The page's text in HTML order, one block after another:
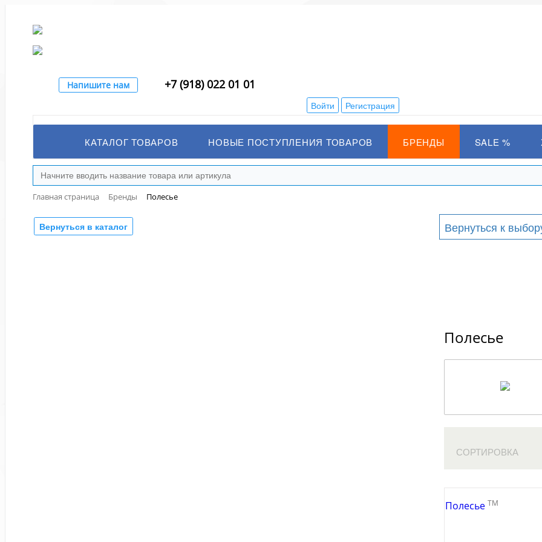
Напишите нам +7 (918) 022 01 01
Войти Регистрация
КАТАЛОГ ТОВАРОВ НОВЫЕ ПОСТУПЛЕНИЯ ТОВАРОВ БРЕНДЫ SALE %
Главная страница Бренды Полесье
Вернуться к
Полесье
СОРТИРОВКА
Полесье TM
Вернуться в каталог